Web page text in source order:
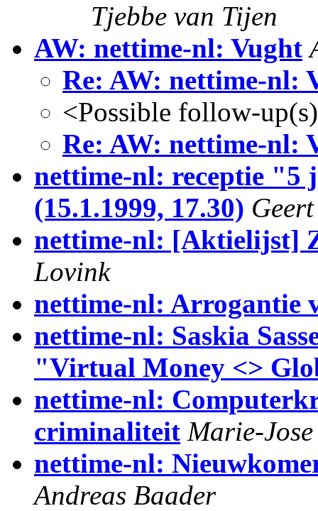
Tjebbe van Tijen
AW: nettime-nl: Vught
Re: AW: nettime-nl:
<Possible follow-
Re: AW: nettime-nl:
nettime-nl: receptie "5
(15.1.1999, 17.30)
nettime-nl: [Aktielijst]
Lovink
nettime-nl: Arrogantie
nettime-nl: Saskia
"Virtual Money <>
nettime-nl:
criminaliteit Marie-
nettime-nl:
Andreas Baader